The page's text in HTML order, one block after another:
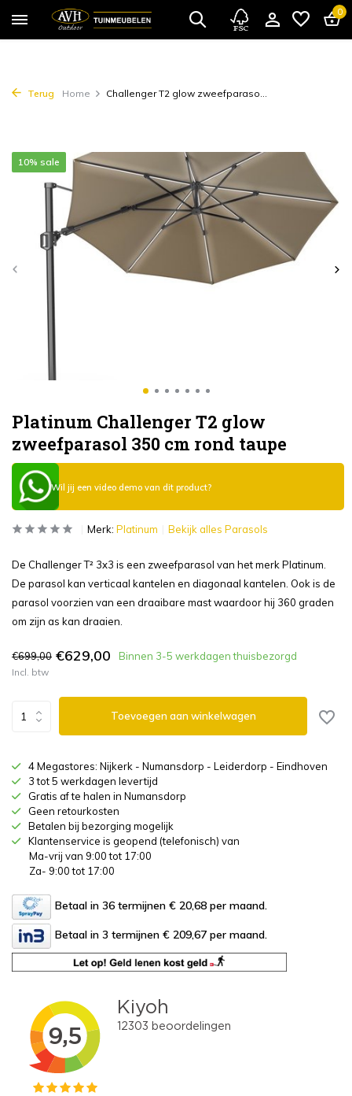
0
Terug Home Challenger T2 glow zweefparaso...
Platinum Challenger T2 glow
zweefparasol 350 cm rond taupe
10% sale
Wil jij een video demo van dit product?
Merk: Platinum Bekijk alles Parasols
De Challenger T² 3x3 is een zweefparasol van het merk Platinum.
De parasol kan verticaal kantelen en diagonaal kantelen. Ook is de
parasol voorzien van een draaibare mast waardoor hij 360 graden
om zijn as kan draaien.
€699,00 €629,00 Binnen 3-5 werkdagen thuisbezorgd
Incl. btw
Toevoegen aan winkelwagen
4 Megastores: Nijkerk - Numansdorp - Leiderdorp - Eindhoven
3 tot 5 werkdagen levertijd
Gratis af te halen in Numansdorp
Geen retourkosten
Betalen bij bezorging mogelijk
Klantenservice is geopend (telefonisch) van
Ma-vrij van 9:00 tot 17:00
Za- 9:00 tot 17:00
Betaal in 36 termijnen € 20,68 per maand.
Betaal in 3 termijnen € 209,67 per maand.